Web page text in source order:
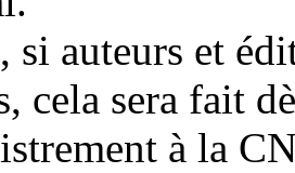
si auteurs et
cela sera fait
à la